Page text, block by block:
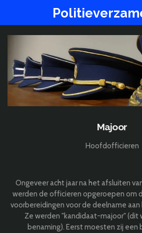
hoofdinhoud
Majoor
Hoofdofficieren
Ongeveer acht jaar na het afsluiten
werden de officieren opgeroepen om
voorbereidingen voor de deelname
Ze werden "kandidaat-majoor" (dit
benaming). Eerst moesten zij een